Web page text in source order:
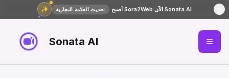
✨ تحديث العلامة التجارية أصبح Sora2Web الآن Sonata AI
Sonata AI